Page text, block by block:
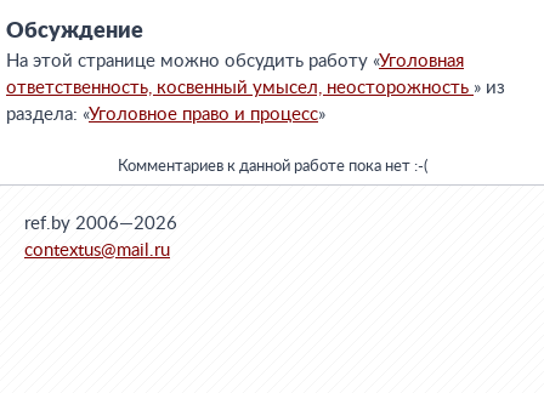
Обсуждение
На этой странице можно обсудить работу «Уголовная
ответственность, косвенный умысел, неосторожность » из
раздела: «Уголовное право и процесс»
Комментариев к данной работе пока нет :-(
ref.by 2006—2026
contextus@mail.ru